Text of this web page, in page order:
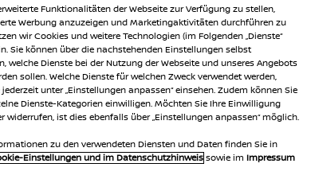
Funktionalitäten der Webseite zur Verfügung zu stellen,
Werbung anzuzeigen und Marketingaktivitäten durchführen zu
wir Cookies und weitere Technologien (im Folgenden „Dienste“
Sie können über die nachstehenden Einstellungen selbst
welche Dienste bei der Nutzung der Webseite und unseres Angebots
sollen. Welche Dienste für welchen Zweck verwendet werden,
unter „Einstellungen anpassen“ einsehen. Zudem können Sie
Dienste-Kategorien einwilligen. Möchten Sie Ihre Einwilligung
widerrufen, ist dies ebenfalls über „Einstellungen anpassen“ möglich.
zu den verwendeten Diensten und Daten finden Sie in
Einstellungen und im Datenschutzhinweis sowie im Impressum